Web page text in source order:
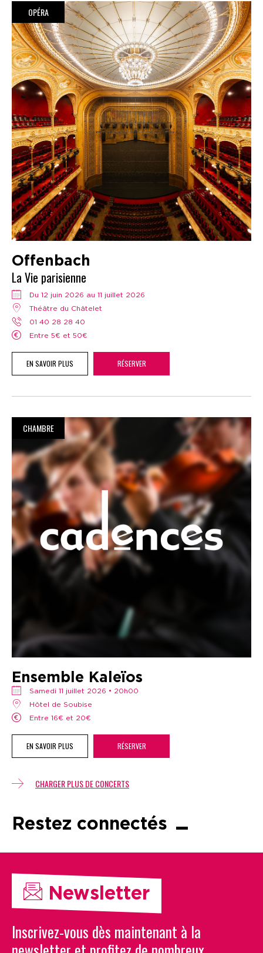
OPÉRA
Offenbach
La Vie parisienne
Du 12 juin 2026 au 11 juillet 2026
Théâtre du Châtelet
01 40 28 28 40
Entre 5€ et 50€
EN SAVOIR PLUS RÉSERVER
CHAMBRE
Ensemble Kaleïos
samedi 11 juillet 2026 • 20h00
Hôtel de Soubise
Entre 16€ et 20€
EN SAVOIR PLUS RÉSERVER
CHARGER PLUS DE CONCERTS
Restez connectés
Newsletter
Inscrivez-vous dès maintenant à la